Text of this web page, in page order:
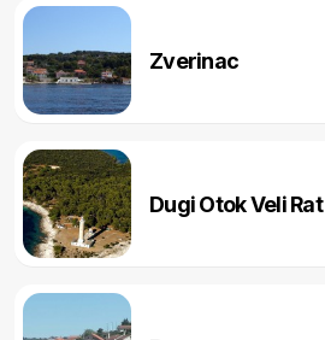
Zverinac
Dugi Otok Veli Rat